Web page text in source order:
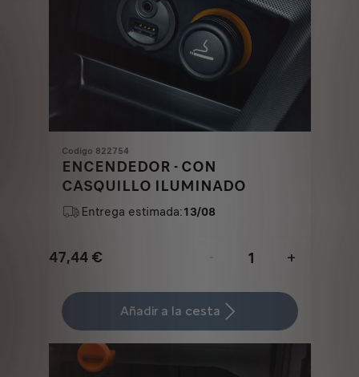
Codigo 822754
ENCENDEDOR - CON
CASQUILLO ILUMINADO
Entrega estimada:13/08
47,44 €
Price
47,44
€
-
+
Quantity
updated
1
Añadir a la cesta